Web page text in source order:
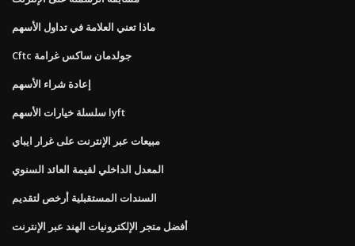
ماذا تعني العلامة في تداول الأسهم
Cftc جولدمان ساكس غرامة
إعادة شراء الأسهم
سلسلة خيارات الأسهم lyft
مبيعات عبر الإنترنت على غرار ايباي
المعدل الداخلي لقيمة العائد السنوي
السندات المستقبلية أرخص لتقديم
أفضل متجر الإلكترونيات الهند عبر الإنترنت